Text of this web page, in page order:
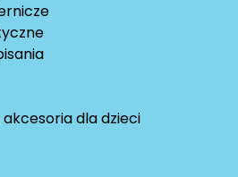
dla dzieci